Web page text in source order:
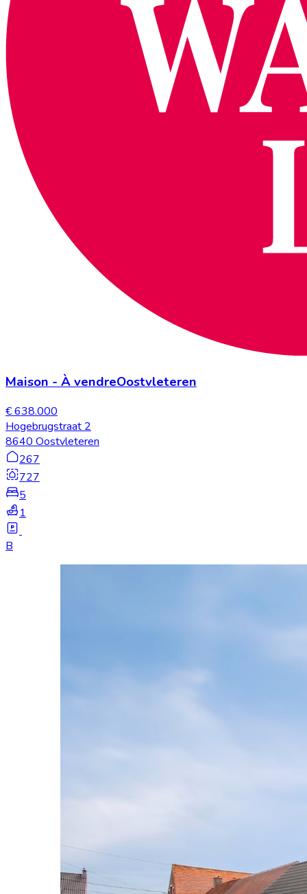
Maison - À vendreOostvleteren
€ 638.000
Hogebrugstraat 2
8640 Oostvleteren
267
727
5
1
B